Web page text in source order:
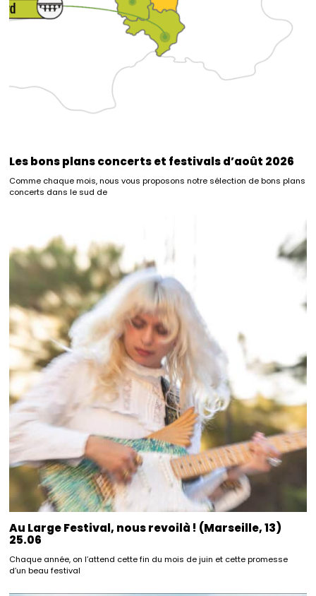
Les bons plans concerts et festivals d’août 2026
Comme chaque mois, nous vous proposons notre sélection de bons plans
concerts dans le sud de
Au Large Festival, nous revoilà ! (Marseille, 13)
25.06
Chaque année, on l’attend cette fin du mois de juin et cette promesse
d’un beau festival